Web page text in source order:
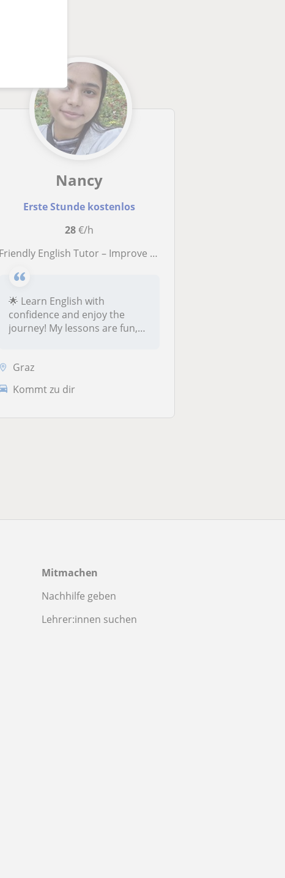
Nancy
Erste Stunde kostenlos
28€/h
Friendly English Tutor – Improve Your Speaking, Grammar & Confidence
🌟 Learn English with
confidence and enjoy the
journey! My lessons are fun,
Graz
Kommt zu dir
Mitmachen
Nachhilfe geben
Lehrer:innen suchen